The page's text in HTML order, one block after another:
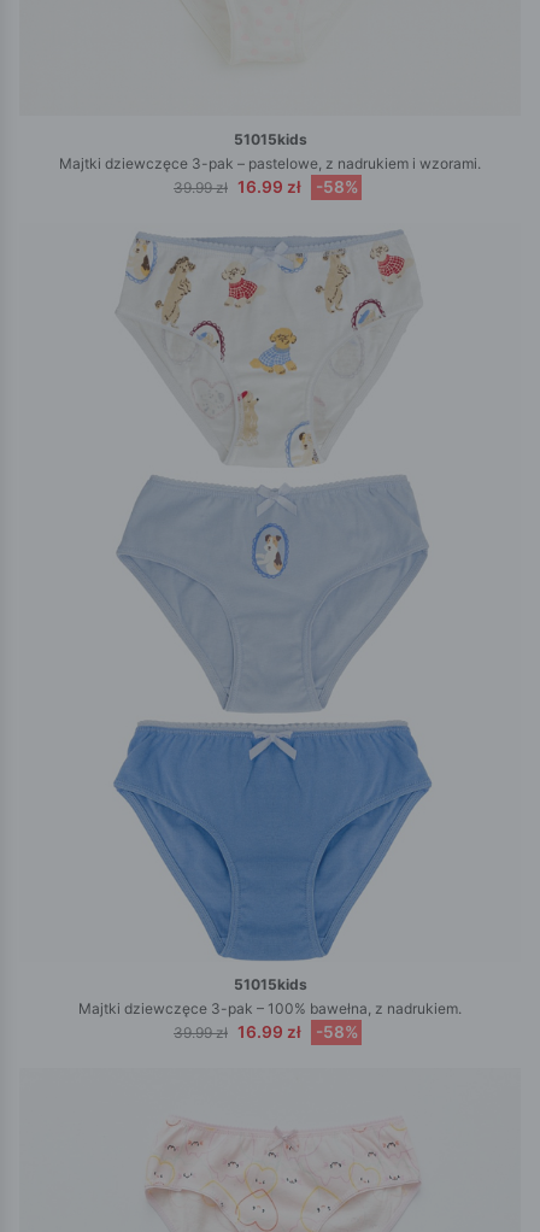
51015kids
Majtki dziewczęce 3-pak – pastelowe, z nadrukiem i wzorami.
39.99 zł 16.99 zł -58%
51015kids
Majtki dziewczęce 3-pak – 100% bawełna, z nadrukiem.
39.99 zł 16.99 zł -58%